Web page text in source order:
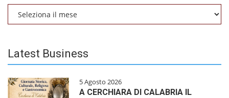
Latest Business
5 Agosto 2026
A CERCHIARA DI CALABRIA IL